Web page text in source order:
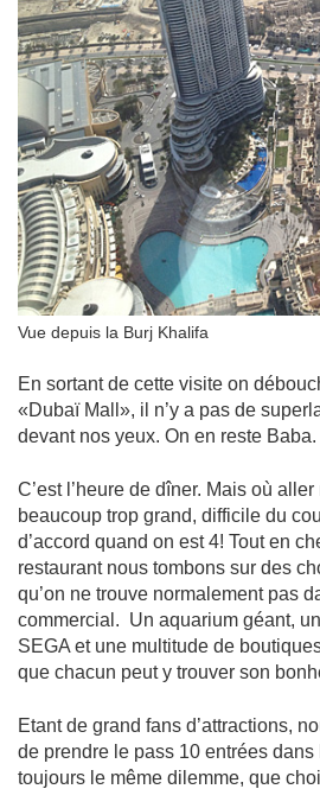
Vue depuis la Burj Khalifa
En sortant de cette visite on
«Dubaï Mall», il n’y a pas de
devant nos yeux. On en reste Baba.
C’est l’heure de dîner. Mais où
beaucoup trop grand, difficile du
d’accord quand on est 4! Tout en
restaurant nous tombons sur des
qu’on ne trouve normalement pas
commercial. Un aquarium géant,
SEGA et une multitude de
que chacun peut y trouver son
Etant de grand fans d’attractions,
de prendre le pass 10 entrées dans
toujours le même dilemme, que